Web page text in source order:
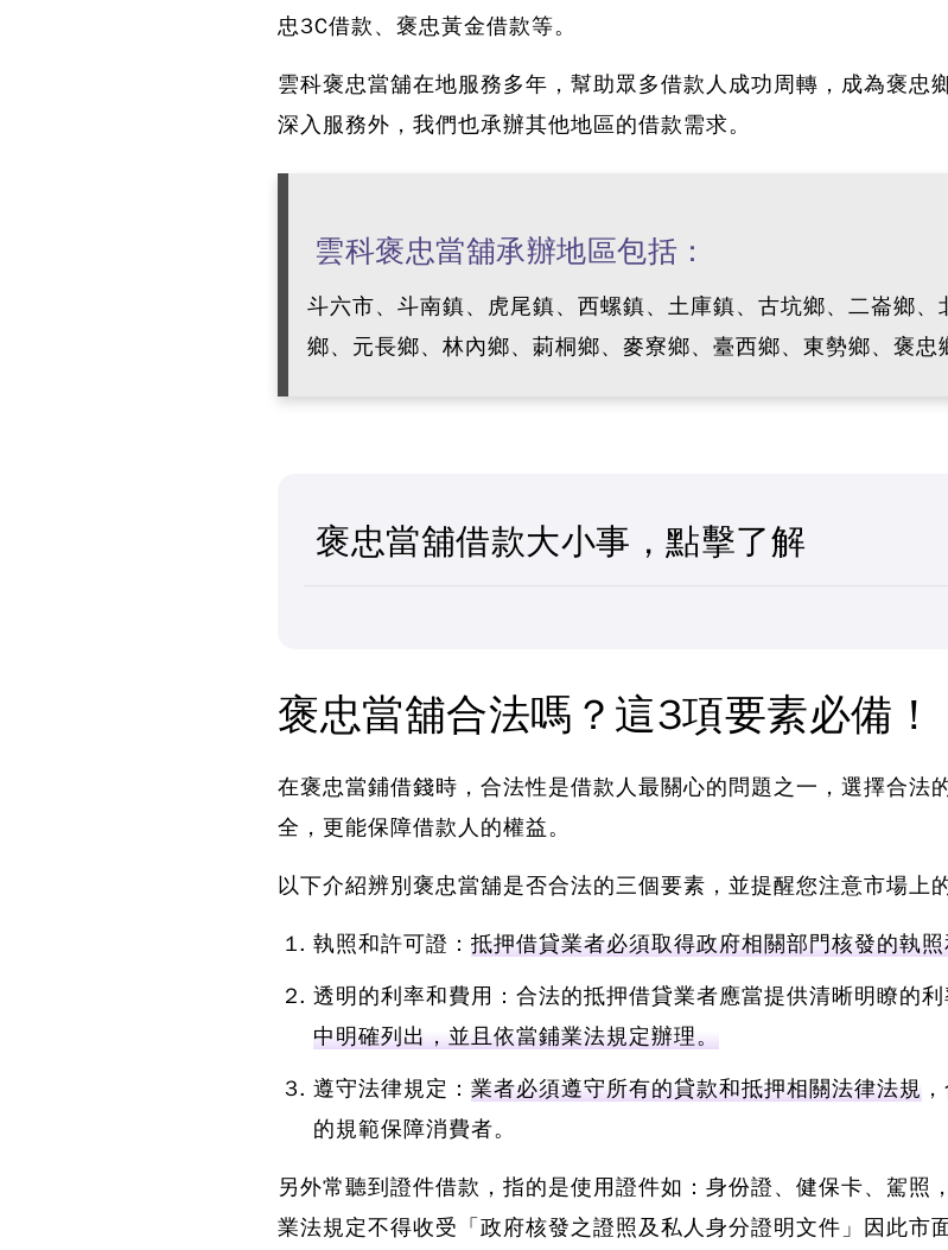
忠3C借款、褒忠黃金借款等。
雲科褒忠當舖在地服務多年，幫助眾多借款人成功周轉 ，成為褒忠
深入服務外，我們也承辦其他地區的借款需求。
雲科褒忠當舖承辦地區包括：
斗六市、斗南鎮、虎尾鎮、西螺鎮、土庫鎮、古坑鄉、二崙鄉
鄉、元長鄉、林內鄉、莿桐鄉、麥寮鄉、臺西鄉、東勢鄉、褒忠
褒忠當舖借款大小事，點擊了解
褒忠當舖合法嗎？這3項要素必備！
在褒忠當鋪借錢時，合法性是借款人最關心的問題之一 ，選擇合法
全，更能保障借款人的權益。
以下介紹辨別 褒忠當舖是否合法的三個要素 ，並提醒您注意市場上
執照和許可證： 抵押借貸業者必須取得政府相關部門核發的執
透明的利率和費用：合法的抵押借貸業者應當提供清晰明瞭的利
中明確列出，並且依當鋪業法規定辦理。
遵守法律規定： 業者必須遵守所有的貸款和抵押相關法律法規
的規範保障消費者。
另外常聽到證件借款，指的是使用證件如：身份證、健保卡、駕照
業法規定不得收受「政府核發之證照及私人身分證明文件」
因此市